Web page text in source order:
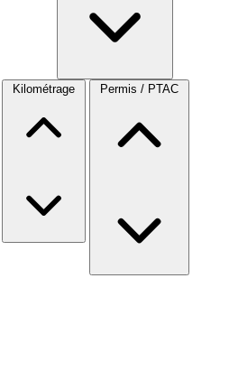
Kilométrage Permis / PTAC